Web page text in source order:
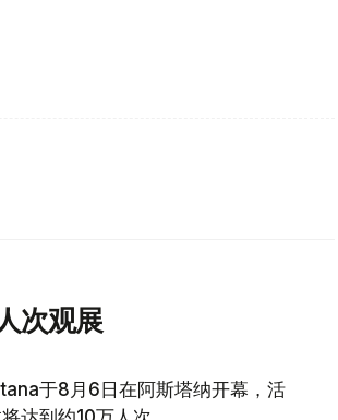
次观展
于8月6日在阿斯塔纳开幕，活